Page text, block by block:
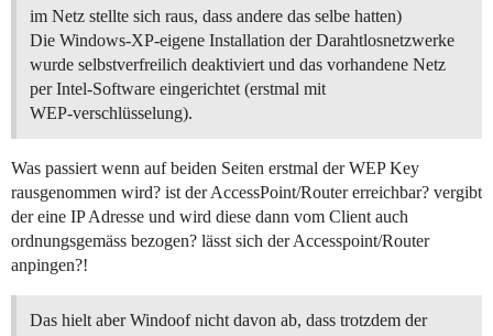
im Netz stellte sich raus, dass andere das selbe hatten)
Die Windows-XP-eigene Installation der Darahtlosnetzwerke
wurde selbstverfreilich deaktiviert und das vorhandene Netz
per Intel-Software eingerichtet (erstmal mit
WEP-verschlüsselung).
Was passiert wenn auf beiden Seiten erstmal der WEP Key
rausgenommen wird? ist der AccessPoint/Router erreichbar? vergibt
der eine IP Adresse und wird diese dann vom Client auch
ordnungsgemäss bezogen? lässt sich der Accesspoint/Router
anpingen?!
Das hielt aber Windoof nicht davon ab, dass trotzdem der